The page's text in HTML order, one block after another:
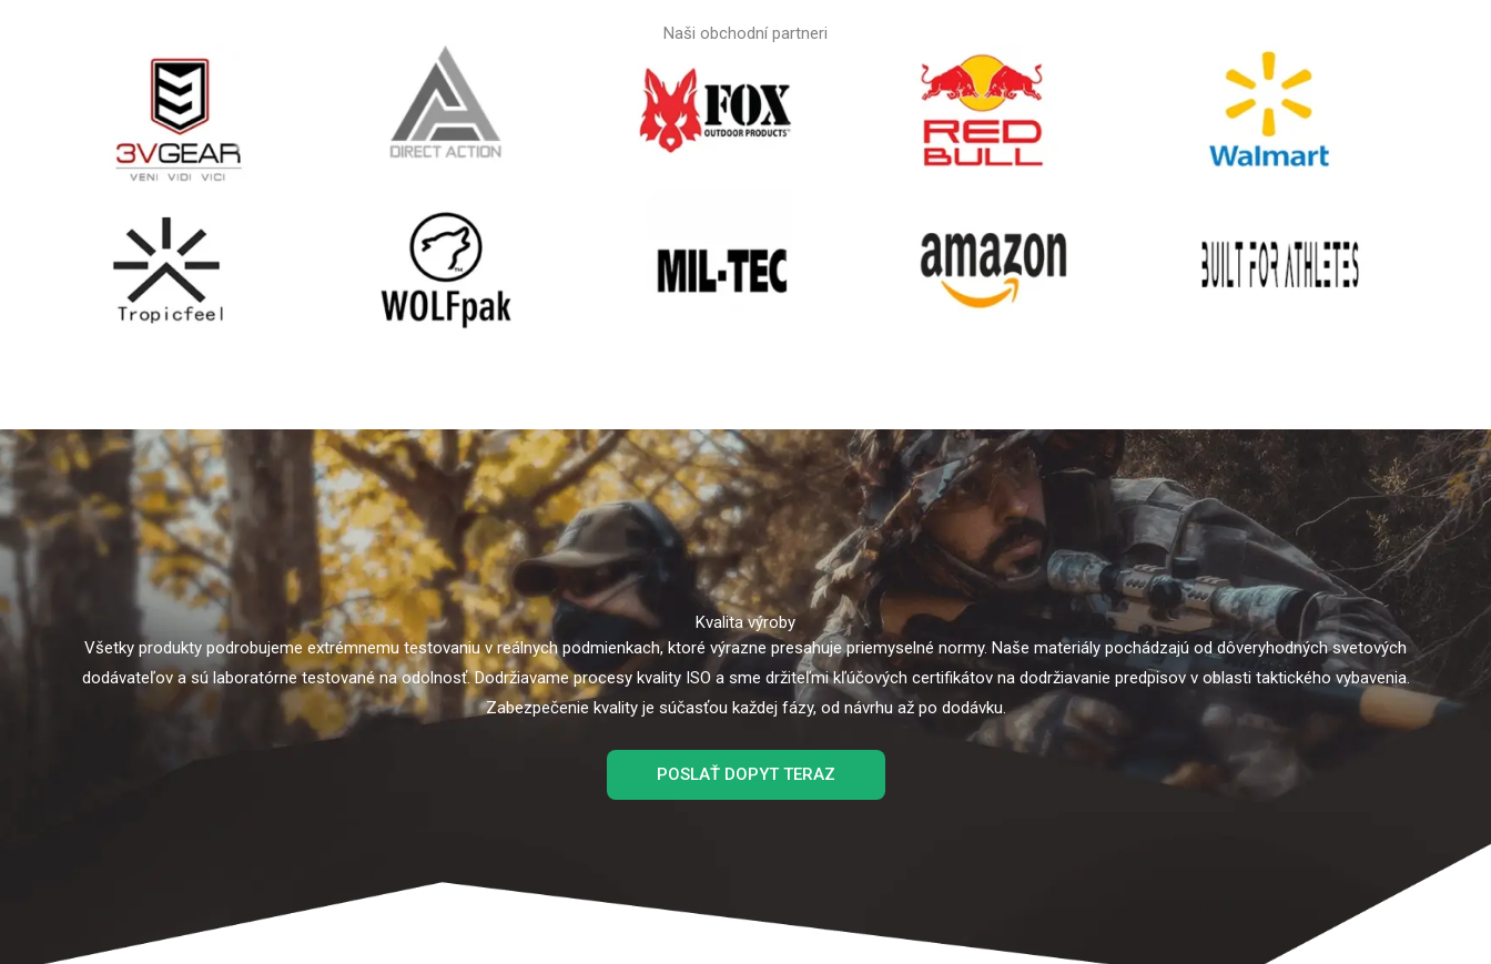
Naši obchodní partneri
Kvalita výroby
Všetky produkty podrobujeme extrémnemu testovaniu v reálnych podmienkach, ktoré výrazne presahuje priemyselné normy. Naše materiály pochádzajú od dôveryhodných svetových
dodávateľov a sú laboratórne testované na odolnosť. Dodržiavame procesy kvality ISO a sme držiteľmi kľúčových certifikátov na dodržiavanie predpisov v oblasti taktického vybavenia.
Zabezpečenie kvality je súčasťou každej fázy, od návrhu až po dodávku.
POSLAŤ DOPYT TERAZ